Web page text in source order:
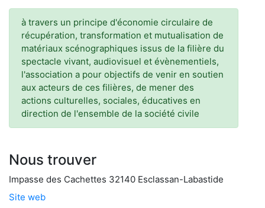
à travers un principe d'économie circulaire de
récupération, transformation et mutualisation de
matériaux scénographiques issus de la filière du
spectacle vivant, audiovisuel et évènementiels,
l'association a pour objectifs de venir en soutien
aux acteurs de ces filières, de mener des
actions culturelles, sociales, éducatives en
direction de l'ensemble de la société civile
Nous trouver
Impasse des Cachettes 32140 Esclassan-Labastide
Site web